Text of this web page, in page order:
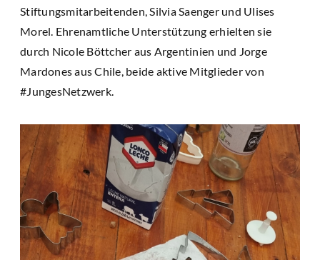
Stiftungsmitarbeitenden, Silvia Saenger und Ulises
Morel. Ehrenamtliche Unterstützung erhielten sie
durch Nicole Böttcher aus Argentinien und Jorge
Mardones aus Chile, beide aktive Mitglieder von
#JungesNetzwerk.